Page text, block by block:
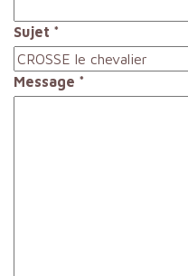
Sujet *
Message *